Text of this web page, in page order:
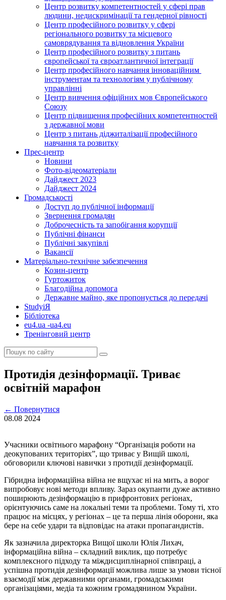
Центр розвитку компетентностей у сфері прав
людини, недискримінації та гендерної рівності
Центр професійного розвитку у сфері
регіонального розвитку та місцевого
самоврядування та відновлення України
Центр професійного розвитку з питань
європейської та євроатлантичної інтеграції
Центр професійного навчання інноваційним
інструментам та технологіям у публічному
управлінні
Центр вивчення офіційних мов Європейського
Союзу
Центр підвищення професійних компетентностей
з державної мови
Центр з питань діджиталізації професійного
навчання та розвитку
Прес-центр
Новини
Фото-відеоматеріали
Дайджест 2023
Дайджест 2024
Громадськості
Доступ до публічної інформації
Звернення громадян
Доброчесність та запобігання корупції
Публічні фінанси
Публічні закупівлі
Вакансії
Матеріально-технічне забезпечення
Козин-центр
Гуртожиток
Благодійна допомога
Державне майно, яке пропонується до передачі
StudyіЯ
Бібліотека
eu4.ua -ua4.eu
Тренінговий центр
Протидія дезінформації. Триває
освітній марафон
← Повернутися
08.08 2024
Учасники освітнього марафону “Організація роботи на
деокупованих територіях”, що триває у Вищій школі,
обговорили ключові навички з протидії дезінформації.
Гібридна інформаційна війна не вщухає ні на мить, а ворог
випробовує нові методи впливу. Зараз окупанти дуже активно
поширюють дезінформацію в прифронтових регіонах,
орієнтуючись саме на локальні теми та проблеми. Тому ті, хто
працює на місцях, у регіонах – це та перша лінія оборони, яка
бере на себе удари та відповідає на атаки пропагандистів.
Як зазначила директорка Вищої школи Юлія Лихач,
інформаційна війна – складний виклик, що потребує
комплексного підходу та міждисциплінарної співпраці, а
успішна протидія дезінформації можлива лише за умови тісної
взаємодії між державними органами, громадськими
організаціями, медіа та кожним громадянином України.